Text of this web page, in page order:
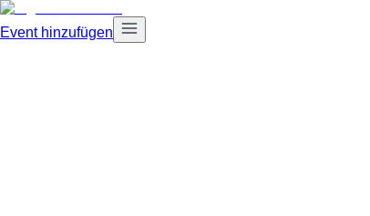
Event hinzufügen